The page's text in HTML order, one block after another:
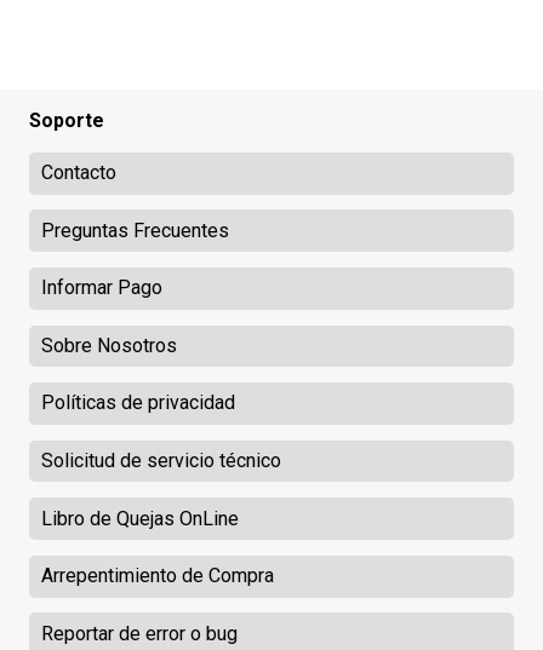
Soporte
Contacto
Preguntas Frecuentes
Informar Pago
Sobre Nosotros
Políticas de privacidad
Solicitud de servicio técnico
Libro de Quejas OnLine
Arrepentimiento de Compra
Reportar de error o bug